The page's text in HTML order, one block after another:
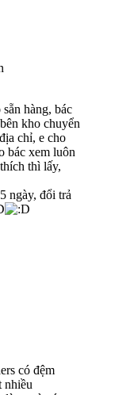
hàng, bác
kho chuyển
chỉ, e cho
bác xem luôn
thì lấy,
ngày, đổi trả
có đệm
nhiều